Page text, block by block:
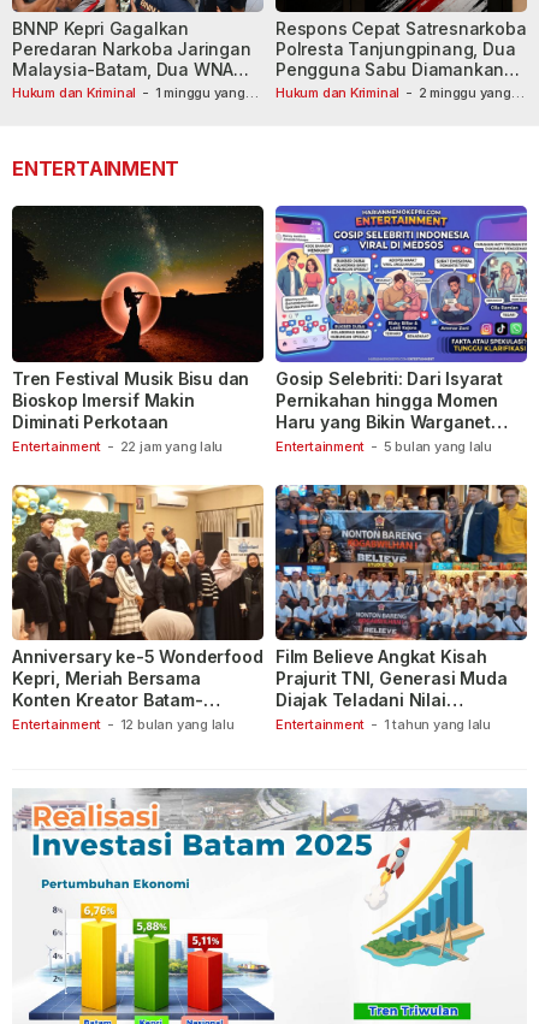
Hukum dan Kriminal - 1 minggu yang
BNNP Kepri Gagalkan
Peredaran Narkoba Jaringan
Malaysia-Batam, Dua WNA
Masih Diburu
Hukum dan Kriminal - 2 minggu yang
Respons Cepat Satresnarkoba
Polresta Tanjungpinang, Dua
Pengguna Sabu Diamankan
Usai Dilaporkan ke Call Center
ENTERTAINMENT
Entertainment - 22 jam yang lalu
Tren Festival Musik Bisu dan
Bioskop Imersif Makin
Diminati Perkotaan
Entertainment - 5 bulan yang lalu
Gosip Selebriti: Dari Isyarat
Pernikahan hingga Momen
Haru yang Bikin Warganet
Berspekulasi
Entertainment - 12 bulan yang lalu
Anniversary ke-5 Wonderfood
Kepri, Meriah Bersama
Konten Kreator Batam-
Tanjungpinang
Entertainment - 1 tahun yang lalu
Film Believe Angkat Kisah
Prajurit TNI, Generasi Muda
Diajak Teladani Nilai
Keberanian